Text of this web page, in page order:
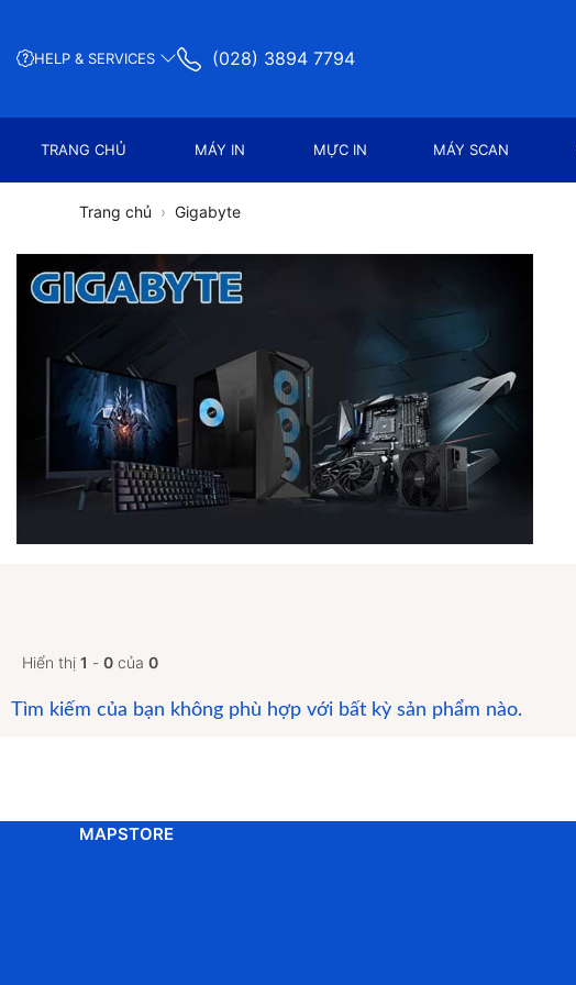
HELP & SERVICES (028) 3894 7794
TRANG CHỦ MÁY IN MỰC IN MÁY SCAN
Trang chủ Gigabyte
Hiển thị 1 - 0 của 0
Tìm kiếm của bạn không phù hợp với bất kỳ sản phẩm nào.
MAPSTORE